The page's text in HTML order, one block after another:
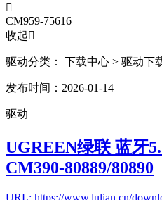

CM959-75616
收起
驱动分类： 下载中心 > 驱动下
发布时间：2026-01-14
驱动
UGREEN绿联 蓝牙
CM390-80889/80890
URL: https://www.lulian.cn/